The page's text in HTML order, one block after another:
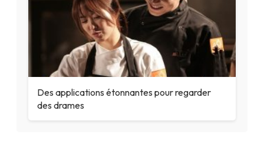
Des applications étonnantes pour regarder
des drames